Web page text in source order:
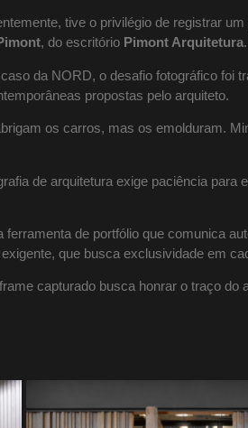
tive o privilégio de registrar
, do escritório Pimont Arquitetura.
da NORD, o desafio fotográfico foi
propostas pelo arquiteto.
os carros, mas os emolduram.
de arquitetura exige paciência para
de portfólio que comunica
que busca exclusividade em
capturado busca honrar o traço do